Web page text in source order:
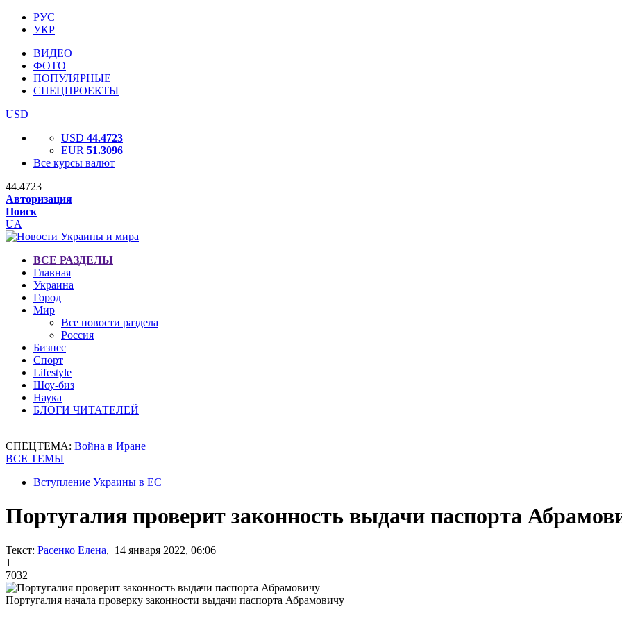
РУС
УКР
ВИДЕО
ФОТО
ПОПУЛЯРНЫЕ
СПЕЦПРОЕКТЫ
USD
USD 44.4723
EUR 51.3096
Все курсы валют
44.4723
Авторизация
Поиск
UA
ВСЕ РАЗДЕЛЫ
Главная
Украина
Город
Мир
Все новости раздела
Россия
Бизнес
Спорт
Lifestyle
Шоу-биз
Наука
БЛОГИ ЧИТАТЕЛЕЙ
СПЕЦТЕМА: Война в Иране
ВСЕ ТЕМЫ
Вступление Украины в ЕС
Португалия проверит законность выдачи паспорта
Текст: Расенко Елена, 14 января 2022, 06:06
1
7032
Португалия начала проверку законности выдачи паспорта Абрамовичу